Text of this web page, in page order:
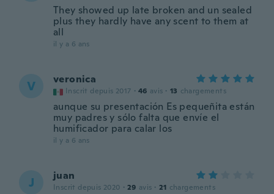
They showed up late broken and un sealed
plus they hardly have any scent to them at
all
il y a 6 ans
V veronica
Inscrit depuis 2017 · 46 avis · 13 chargements
aunque su presentación Es pequeñita están
muy padres y sólo falta que envíe el
humificador para calar los
il y a 6 ans
J juan
Inscrit depuis 2020 · 29 avis · 21 chargements